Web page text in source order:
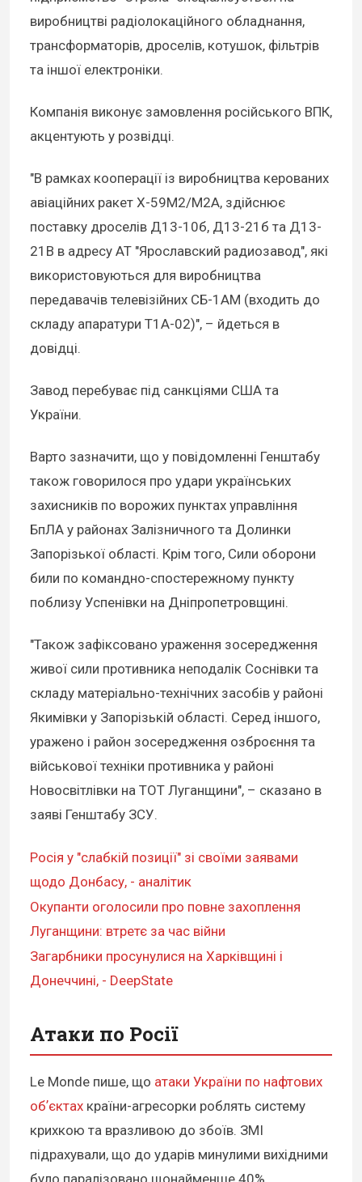
виробництві радіолокаційного обладнання,
трансформаторів, дроселів, котушок, фільтрів
та іншої електроніки.
Компанія виконує замовлення російського ВПК,
акцентують у розвідці.
"В рамках кооперації із виробництва керованих
авіаційних ракет Х-59М2/М2А, здійснює
поставку дроселів Д13-10б, Д13-21б та Д13-
21В в адресу АТ "Ярославский радиозавод", які
використовуються для виробництва
передавачів телевізійних СБ-1АМ (входить до
складу апаратури Т1А-02)", – йдеться в
довідці.
Завод перебуває під санкціями США та
України.
Варто зазначити, що у повідомленні Генштабу
також говорилося про удари українських
захисників по ворожих пунктах управління
БпЛА у районах Залізничного та Долинки
Запорізької області. Крім того, Сили оборони
били по командно-спостережному пункту
поблизу Успенівки на Дніпропетровщині.
"Також зафіксовано ураження зосередження
живої сили противника неподалік Соснівки та
складу матеріально-технічних засобів у районі
Якимівки у Запорізькій області. Серед іншого,
уражено і район зосередження озброєння та
військової техніки противника у районі
Hовосвітлівки на ТОТ Луганщини", – сказано в
заяві Генштабу ЗСУ.
Росія у "слабкій позиції" зі своїми заявами
щодо Донбасу, - аналітик
Окупанти оголосили про повне захоплення
Луганщини: втретє за час війни
Загарбники просунулися на Харківщині і
Донеччині, - DeepState
Атаки по Росії
Le Monde пише, що атаки України по нафтових
обʼєктах країни-агресорки роблять систему
крихкою та вразливою до збоїв. ЗМІ
підрахували, що до ударів минулими вихідними